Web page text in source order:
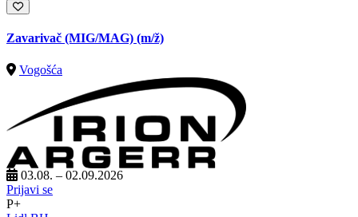
Zavarivač (MIG/MAG) (m/ž)
Vogošća
03.08. – 02.09.2026
Prijavi se
P+